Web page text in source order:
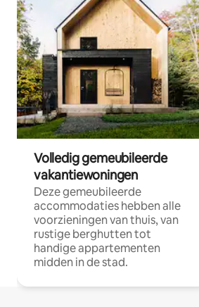
Volledig gemeubileerde
vakantiewoningen
Deze gemeubileerde
accommodaties hebben alle
voorzieningen van thuis, van
rustige berghutten tot
handige appartementen
midden in de stad.